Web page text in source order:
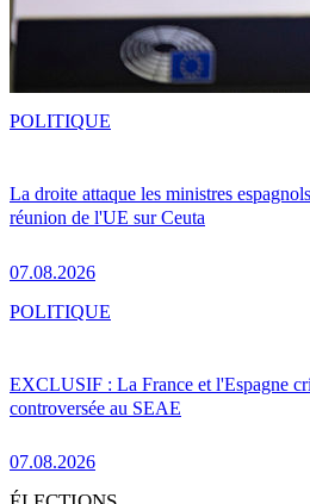
La droite attaque les ministres
réunion de l'UE sur Ceuta
07.08.2026
POLITIQUE
EXCLUSIF : La France et l'Espagne
controversée au SEAE
07.08.2026
POLITIQUE